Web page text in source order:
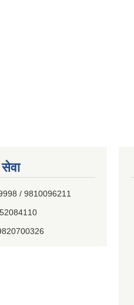
/ 9810096211